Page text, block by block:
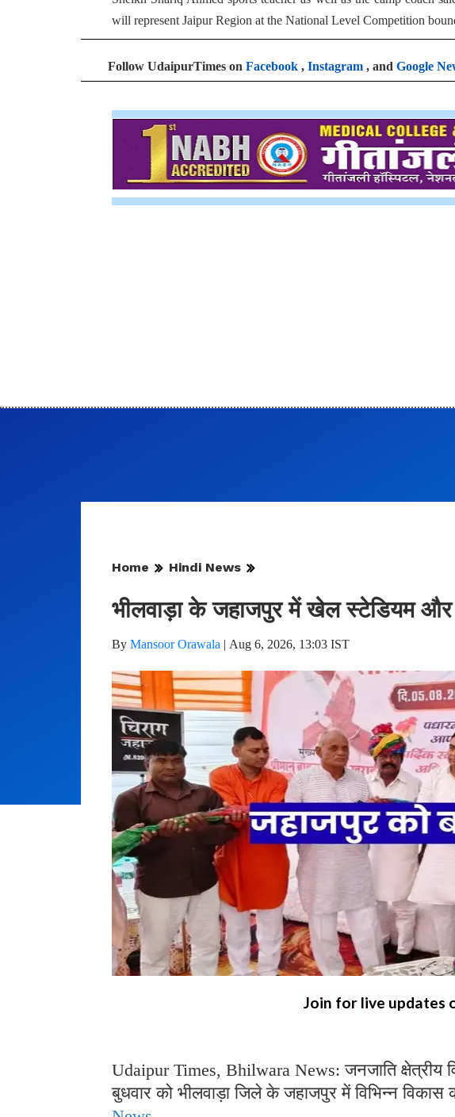
will represent Jaipur Region at the National Level Competition
Follow UdaipurTimes on Facebook , Instagram , and Google
Home Hindi News
भीलवाड़ा के जहाजपुर में खेल स्टेडियम और
By Mansoor Orawala | Aug 6, 2026, 13:03 IST
Join for live updates
Udaipur Times, Bhilwara News: जनजाति क्षेत्रीय
बुधवार को भीलवाड़ा जिले के जहाजपुर में विभिन्न विकास